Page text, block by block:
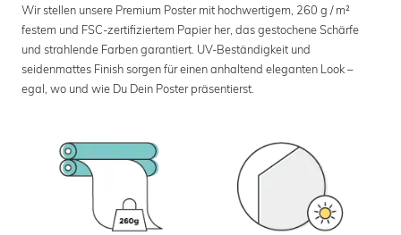
Wir stellen unsere Premium Poster mit hochwertigem, 260 g / m²
festem und FSC-zertifiziertem Papier her, das gestochene Schärfe
und strahlende Farben garantiert. UV-Beständigkeit und
seidenmattes Finish sorgen für einen anhaltend eleganten Look –
egal, wo und wie Du Dein Poster präsentierst.